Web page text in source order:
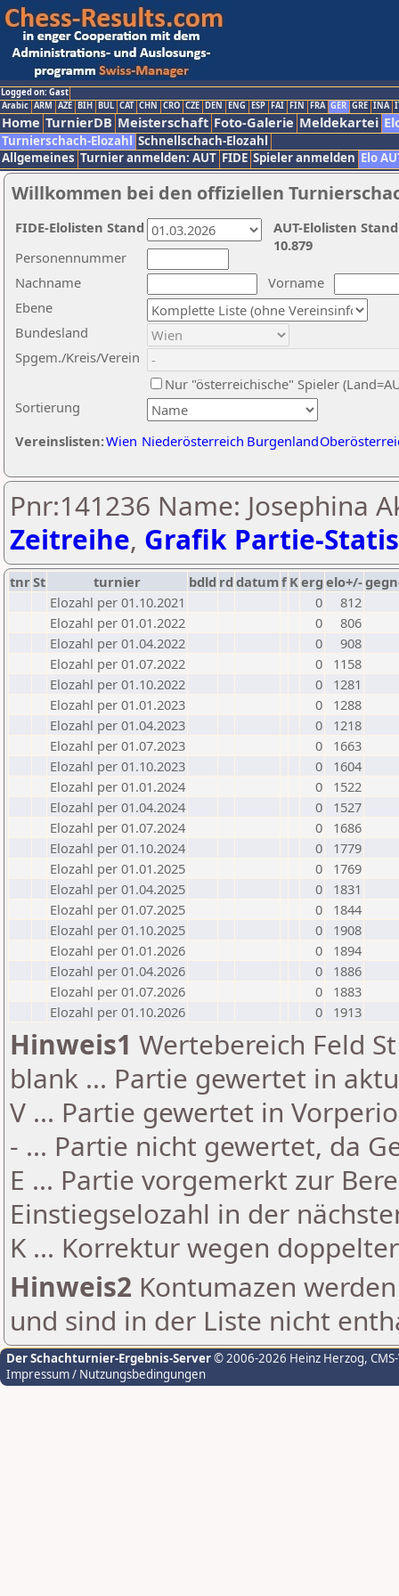
Logged on: Gast
Arabic ARM AZE BIH BUL CAT CHN CRO CZE DEN ENG ESP FAI FIN FRA GER GRE INA
Home TurnierDB Meisterschaft Foto-Galerie Meldekartei
Turnierschach-Elozahl Schnellschach-Elozahl
Allgemeines Turnier anmelden: AUT FIDE Spieler anmelden Elo
Willkommen bei den offiziellen
Nachname
Vorname
Ebene
Sortierung
Personennummer
Bundesland
Spgem./Kreis/Verein
Nur "österreichische" Spieler
Vereinslisten:Wien Niederösterreich Burgenland
AUT-Elolisten
10.879
FIDE-Elolisten Stand
Pnr:141236 Name: Josephina
Zeitreihe, Grafik Partie-
tnrSt turnier bdld rd datumf Kerg elo+/-
Elozahl per 01.10.2021
0
812
Elozahl per 01.01.2022
0
806
Elozahl per 01.04.2022
0
908
Elozahl per 01.07.2022
0
1158
Elozahl per 01.10.2022
0
1281
Elozahl per 01.01.2023
0
1288
Elozahl per 01.04.2023
0
1218
Elozahl per 01.07.2023
0
1663
Elozahl per 01.10.2023
0
1604
Elozahl per 01.01.2024
0
1522
Elozahl per 01.04.2024
0
1527
Elozahl per 01.07.2024
0
1686
Elozahl per 01.10.2024
0
1779
Elozahl per 01.01.2025
0
1769
Elozahl per 01.04.2025
0
1831
Elozahl per 01.07.2025
0
1844
Elozahl per 01.10.2025
0
1908
Elozahl per 01.01.2026
0
1894
Elozahl per 01.04.2026
0
1886
Elozahl per 01.07.2026
0
1883
Elozahl per 01.10.2026
0 1913
Hinweis1 Wertebereich Feld
blank ... Partie gewertet in
V ... Partie gewertet in
- ... Partie nicht gewertet, da
E ... Partie vorgemerkt zur
Einstiegselozahl in der
K ... Korrektur wegen
Hinweis2 Kontumazen
und sind in der Liste nicht
Der Schachturnier-Ergebnis-Server© 2006-2026 Heinz Herzog,
Impressum / Nutzungsbedingungen